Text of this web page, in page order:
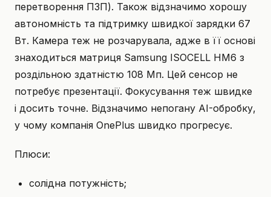
перетворення ПЗП). Також відзначимо хорошу
автономність та підтримку швидкої зарядки 67
Вт. Камера теж не розчарувала, адже в її основі
знаходиться матриця Samsung ISOCELL HM6 з
роздільною здатністю 108 Мп. Цей сенсор не
потребує презентації. Фокусування теж швидке
і досить точне. Відзначимо непогану AI-обробку,
у чому компанія OnePlus швидко прогресує.
Плюси:
солідна потужність;